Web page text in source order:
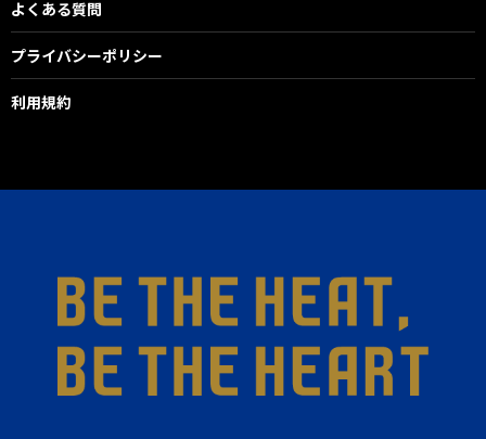
よくある質問
プライバシーポリシー
利用規約